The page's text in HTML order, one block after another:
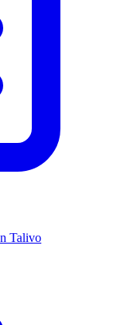
Talivo